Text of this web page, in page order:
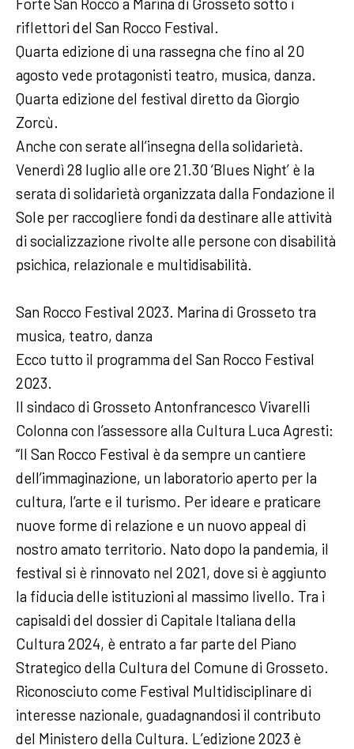
riflettori del San Rocco Festival.
Quarta edizione di una rassegna che fino al 20
agosto vede protagonisti teatro, musica, danza.
Quarta edizione del festival diretto da Giorgio
Zorcù.
Anche con serate all’insegna della solidarietà.
Venerdì 28 luglio alle ore 21.30 ‘Blues Night’ è la
serata di solidarietà organizzata dalla Fondazione il
Sole per raccogliere fondi da destinare alle attività
di socializzazione rivolte alle persone con disabilità
psichica, relazionale e multidisabilità.
San Rocco Festival 2023. Marina di Grosseto tra
musica, teatro, danza
Ecco tutto il programma del San Rocco Festival
2023.
Il sindaco di Grosseto Antonfrancesco Vivarelli
Colonna con l’assessore alla Cultura Luca Agresti:
“Il San Rocco Festival è da sempre un cantiere
dell’immaginazione, un laboratorio aperto per la
cultura, l’arte e il turismo. Per ideare e praticare
nuove forme di relazione e un nuovo appeal di
nostro amato territorio. Nato dopo la pandemia, il
festival si è rinnovato nel 2021, dove si è aggiunto
la fiducia delle istituzioni al massimo livello. Tra i
capisaldi del dossier di Capitale Italiana della
Cultura 2024, è entrato a far parte del Piano
Strategico della Cultura del Comune di Grosseto.
Riconosciuto come Festival Multidisciplinare di
interesse nazionale, guadagnandosi il contributo
del Ministero della Cultura. L’edizione 2023 è